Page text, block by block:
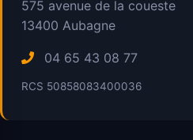
575 avenue de la coueste
13400 Aubagne
04 65 43 08 77
RCS 50858083400036